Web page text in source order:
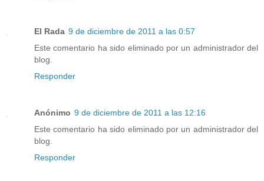
El Rada 9 de diciembre de 2011 a las 0:57
Este comentario ha sido eliminado por un administrador del
blog.
Responder
Anónimo 9 de diciembre de 2011 a las 12:16
Este comentario ha sido eliminado por un administrador del
blog.
Responder